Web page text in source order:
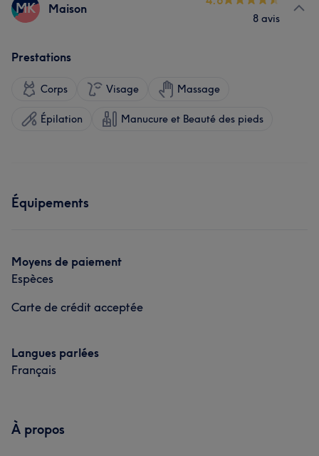
MK Maison
8 avis
Prestations
Corps Visage Massage
Épilation Manucure et Beauté des pieds
Équipements
Moyens de paiement
Espèces
Carte de crédit acceptée
Langues parlées
Français
À propos